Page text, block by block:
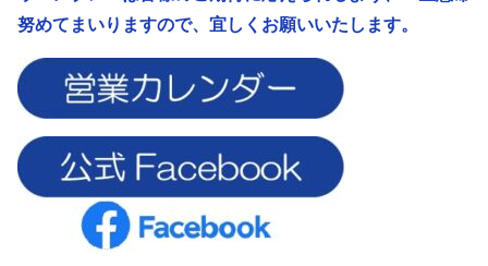
努めてまいりますので、宜しくお願いいたします。